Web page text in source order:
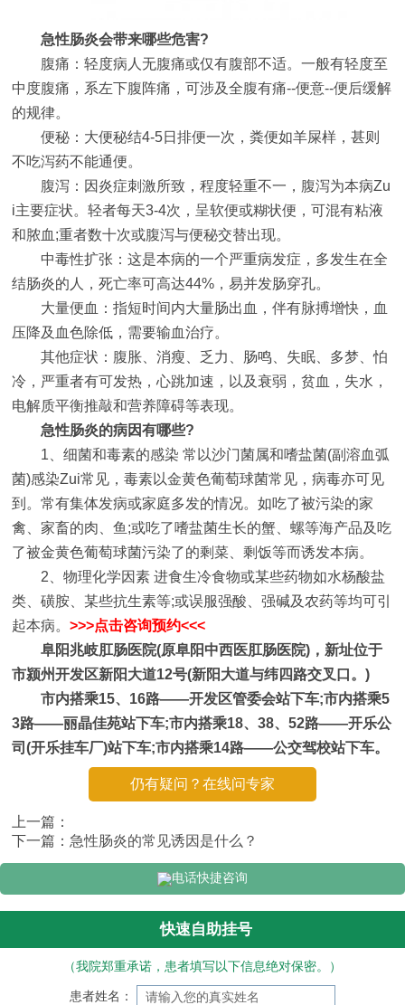
急性肠炎会带来哪些危害?
腹痛：轻度病人无腹痛或仅有腹部不适。一般有轻度至
中度腹痛，系左下腹阵痛，可涉及全腹有痛--便意--便后缓解
的规律。
便秘：大便秘结4-5日排便一次，粪便如羊屎样，甚则
不吃泻药不能通便。
腹泻：因炎症刺激所致，程度轻重不一，腹泻为本病Zu
i主要症状。轻者每天3-4次，呈软便或糊状便，可混有粘液
和脓血;重者数十次或腹泻与便秘交替出现。
中毒性扩张：这是本病的一个严重病发症，多发生在全
结肠炎的人，死亡率可高达44%，易并发肠穿孔。
大量便血：指短时间内大量肠出血，伴有脉搏增快，血
压降及血色除低，需要输血治疗。
其他症状：腹胀、消瘦、乏力、肠鸣、失眠、多梦、怕
冷，严重者有可发热，心跳加速，以及衰弱，贫血，失水，
电解质平衡推敲和营养障碍等表现。
急性肠炎的病因有哪些?
1、细菌和毒素的感染 常以沙门菌属和嗜盐菌(副溶血弧
菌)感染Zui常见，毒素以金黄色葡萄球菌常见，病毒亦可见
到。常有集体发病或家庭多发的情况。如吃了被污染的家
禽、家畜的肉、鱼;或吃了嗜盐菌生长的蟹、螺等海产品及吃
了被金黄色葡萄球菌污染了的剩菜、剩饭等而诱发本病。
2、物理化学因素 进食生冷食物或某些药物如水杨酸盐
类、磺胺、某些抗生素等;或误服强酸、强碱及农药等均可引
起本病。>>>点击咨询预约<<<
阜阳兆岐肛肠医院(原阜阳中西医肛肠医院)，新址位于
市颍州开发区新阳大道12号(新阳大道与纬四路交叉口。)
市内搭乘15、16路——开发区管委会站下车;市内搭乘5
3路——丽晶佳苑站下车;市内搭乘18、38、52路——开乐公
司(开乐挂车厂)站下车;市内搭乘14路——公交驾校站下车。
仍有疑问？在线问专家
上一篇：
下一篇： 急性肠炎的常见诱因是什么？
电话快捷咨询
快速自助挂号
（我院郑重承诺，患者填写以下信息绝对保密。）
患者姓名：